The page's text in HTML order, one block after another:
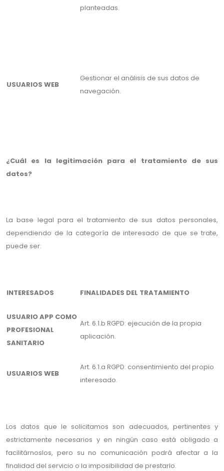
planteadas.
USUARIOS WEB
Gestionar el análisis de sus datos de
navegación.
¿Cuál es la legitimación para el tratamiento de sus
datos?
La base legal para el tratamiento de sus datos personales,
dependiendo de la categoría de interesado de que se trate,
puede ser:
INTERESADOS FINALIDADES DEL TRATAMIENTO
USUARIO APP COMO
PROFESIONAL
SANITARIO
Art. 6.1.b RGPD: ejecución de la propia
aplicación.
USUARIOS WEB
Art. 6.1.a RGPD: consentimiento del propio
interesado.
Los datos que le solicitamos son adecuados, pertinentes y
estrictamente necesarios y en ningún caso está obligado a
facilitárnoslos, pero su no comunicación podrá afectar a la
finalidad del servicio o la imposibilidad de prestarlo.